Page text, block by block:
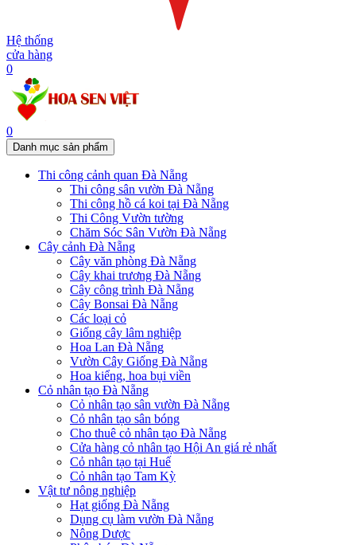
Hệ thống
cửa hàng
0
0
Danh mục sản phẩm
Thi công cảnh quan Đà Nẵng
Thi công sân vườn Đà Nẵng
Thi công hồ cá koi tại Đà Nẵng
Thi Công Vườn tường
Chăm Sóc Sân Vườn Đà Nẵng
Cây cảnh Đà Nẵng
Cây văn phòng Đà Nẵng
Cây khai trương Đà Nẵng
Cây công trình Đà Nẵng
Cây Bonsai Đà Nẵng
Các loại cỏ
Giống cây lâm nghiệp
Hoa Lan Đà Nẵng
Vườn Cây Giống Đà Nẵng
Hoa kiểng, hoa bụi viền
Cỏ nhân tạo Đà Nẵng
Cỏ nhân tạo sân vườn Đà Nẵng
Cỏ nhân tạo sân bóng
Cho thuê cỏ nhân tạo Đà Nẵng
Cửa hàng cỏ nhân tạo Hội An giá rẻ nhất
Cỏ nhân tạo tại Huế
Cỏ nhân tạo Tam Kỳ
Vật tư nông nghiệp
Hạt giống Đà Nẵng
Dụng cụ làm vườn Đà Nẵng
Nông Dược